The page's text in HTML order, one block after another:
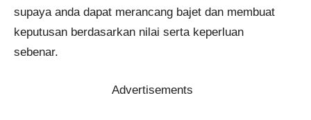
supaya anda dapat merancang bajet dan membuat
keputusan berdasarkan nilai serta keperluan
sebenar.
Advertisements